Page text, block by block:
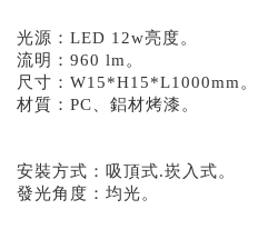
光源：LED 12w亮度。
流明：960 lm。
尺寸：W15*H15*L1000mm。
材質：PC、鋁材烤漆。
​安裝方式：吸頂式.崁入式。
發光角度：均光。